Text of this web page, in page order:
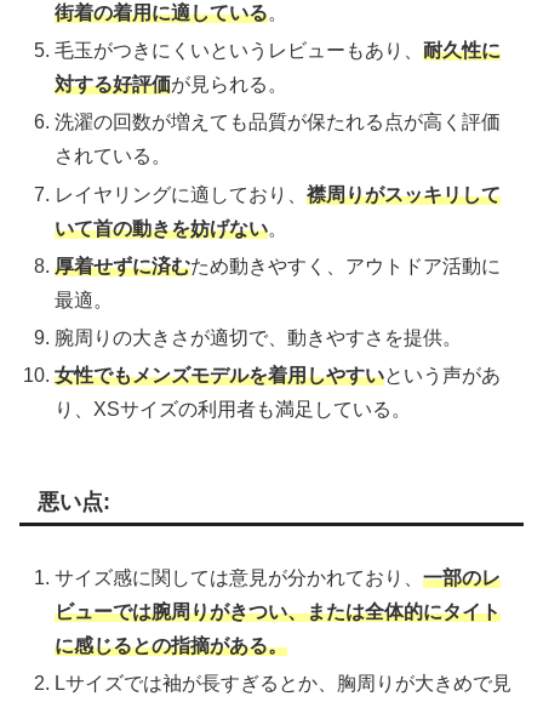
街着の着用に適している。
毛玉がつきにくいというレビューもあり、耐久性に
対する好評価が見られる。
洗濯の回数が増えても品質が保たれる点が高く評価
されている。
レイヤリングに適しており、襟周りがスッキリして
いて首の動きを妨げない。
厚着せずに済むため動きやすく、アウトドア活動に
最適。
腕周りの大きさが適切で、動きやすさを提供。
女性でもメンズモデルを着用しやすいという声があ
り、XSサイズの利用者も満足している。
悪い点:
サイズ感に関しては意見が分かれており、一部のレ
ビューでは腕周りがきつい、または全体的にタイト
に感じるとの指摘がある。
Lサイズでは袖が長すぎるとか、胸周りが大きめで見